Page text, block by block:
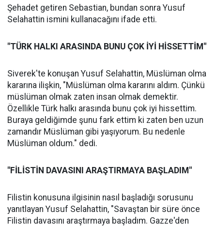
Şehadet getiren Sebastian, bundan sonra Yusuf
Selahattin ismini kullanacağını ifade etti.
"TÜRK HALKI ARASINDA BUNU ÇOK İYİ HİSSETTİM"
Siverek'te konuşan Yusuf Selahattin, Müslüman olma
kararına ilişkin, "Müslüman olma kararını aldım. Çünkü
müslüman olmak zaten insan olmak demektir.
Özellikle Türk halkı arasında bunu çok iyi hissettim.
Buraya geldiğimde şunu fark ettim ki zaten ben uzun
zamandır Müslüman gibi yaşıyorum. Bu nedenle
Müslüman oldum." dedi.
"FİLİSTİN DAVASINI ARAŞTIRMAYA BAŞLADIM"
Filistin konusuna ilgisinin nasıl başladığı sorusunu
yanıtlayan Yusuf Selahattin, "Savaştan bir süre önce
Filistin davasını araştırmaya başladım. Gazze'den